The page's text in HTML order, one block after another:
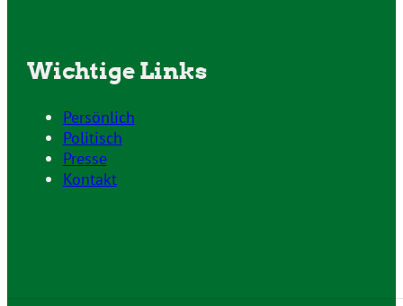
Wichtige Links
Persönlich
Politisch
Presse
Kontakt